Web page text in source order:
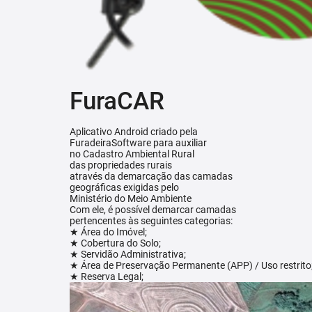
FuraCAR
Aplicativo Android criado pela
FuradeiraSoftware para auxiliar
no Cadastro Ambiental Rural
das propriedades rurais
através da demarcação das camadas
geográficas exigidas pelo
Ministério do Meio Ambiente
Com ele, é possível demarcar camadas
pertencentes às seguintes categorias:
★ Área do Imóvel;
★ Cobertura do Solo;
★ Servidão Administrativa;
★ Área de Preservação Permanente (APP) / Uso
★ Reserva Legal;